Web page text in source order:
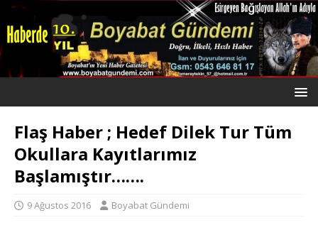
Flaş Haber ; Hedef Dilek Tur Tüm
Okullara Kayıtlarımız
Başlamıştır…….
9 Ağustos 2016 Boyabat Gündemi